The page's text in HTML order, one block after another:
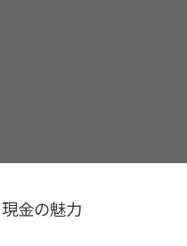
金の魅力